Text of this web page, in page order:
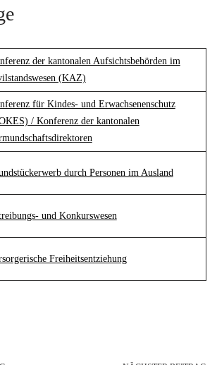
der kantonalen Aufsichtsbehörden im
(KAZ)
für Kindes- und Erwachsenenschutz
/ Konferenz der kantonalen
durch Personen im Ausland
und Konkurswesen
Freiheitsentziehung